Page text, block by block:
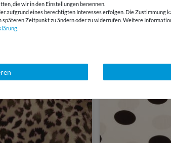
die wir in den Einstellungen benennen.
aufgrund eines berechtigten Interesses erfolgen. Die Zustimmung
Zeitpunkt zu ändern oder zu widerrufen. Weitere